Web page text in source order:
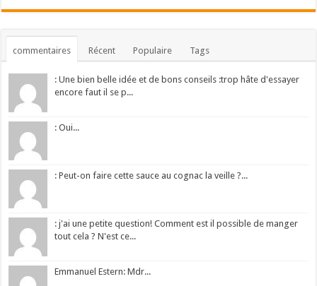
commentaires Récent Populaire Tags
: Une bien belle idée et de bons conseils :trop hâte d'essayer
encore faut il se p...
: Oui...
: Peut-on faire cette sauce au cognac la veille ?...
: j'ai une petite question! Comment est il possible de manger
tout cela ? N'est ce...
Emmanuel Estern: Mdr...